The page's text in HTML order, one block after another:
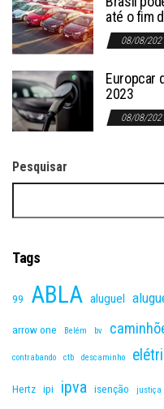
até o fim
08/08/
Europcar
2023
08/08/
Pesquisar
Tags
99 ABLA aluguel
arrow one Belém bv
contrabando ctb descaminho
Hertz ipi ipva isenção justiça